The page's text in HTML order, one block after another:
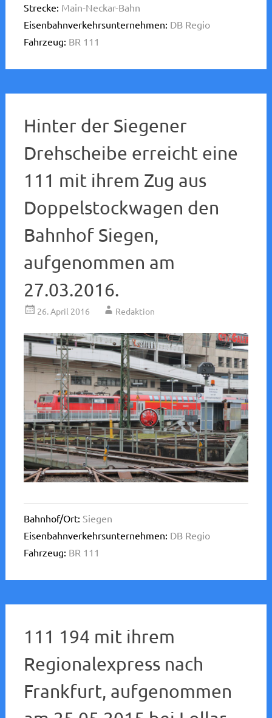
Strecke: Main-Neckar-Bahn
Eisenbahnverkehrsunternehmen: DB Regio
Fahrzeug: BR 111
Hinter der Siegener
Drehscheibe erreicht eine
111 mit ihrem Zug aus
Doppelstockwagen den
Bahnhof Siegen,
aufgenommen am
27.03.2016.
26. April 2016 Redaktion
Bahnhof/Ort: Siegen
Eisenbahnverkehrsunternehmen: DB Regio
Fahrzeug: BR 111
111 194 mit ihrem
Regionalexpress nach
Frankfurt, aufgenommen